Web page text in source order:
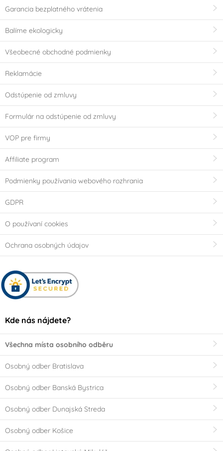
Garancia bezplatného vrátenia
Balíme ekologicky
Všeobecné obchodné podmienky
Reklamácie
Odstúpenie od zmluvy
Formulár na odstúpenie od zmluvy
VOP pre firmy
Affiliate program
Podmienky používania webového rozhrania
GDPR
O používaní cookies
Ochrana osobných údajov
Kde nás nájdete?
Všechna místa osobního odběru
Osobný odber Bratislava
Osobný odber Banská Bystrica
Osobný odber Dunajská Streda
Osobný odber Košice